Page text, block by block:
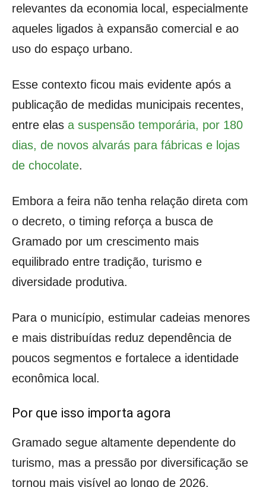
relevantes da economia local, especialmente
aqueles ligados à expansão comercial e ao
uso do espaço urbano.
Esse contexto ficou mais evidente após a
publicação de medidas municipais recentes,
entre elas a suspensão temporária, por 180
dias, de novos alvarás para fábricas e lojas
de chocolate.
Embora a feira não tenha relação direta com
o decreto, o timing reforça a busca de
Gramado por um crescimento mais
equilibrado entre tradição, turismo e
diversidade produtiva.
Para o município, estimular cadeias menores
e mais distribuídas reduz dependência de
poucos segmentos e fortalece a identidade
econômica local.
Por que isso importa agora
Gramado segue altamente dependente do
turismo, mas a pressão por diversificação se
tornou mais visível ao longo de 2026.